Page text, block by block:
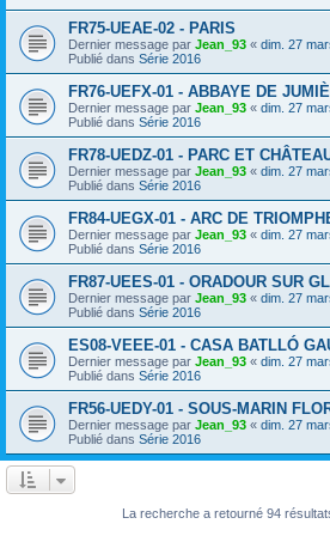
FR75-UEAE-02 - PARIS
Dernier message par Jean_93 « dim. 27
Publié dans Série 2016
FR76-UEFX-01 - ABBAYE DE
Dernier message par Jean_93 « dim. 27
Publié dans Série 2016
FR78-UEDZ-01 - PARC ET
Dernier message par Jean_93 « dim. 27
Publié dans Série 2016
FR84-UEGX-01 - ARC DE
Dernier message par Jean_93 « dim. 27
Publié dans Série 2016
FR87-UEES-01 - ORADOUR SUR
Dernier message par Jean_93 « dim. 27
Publié dans Série 2016
ES08-VEEE-01 - CASA BATLLÓ
Dernier message par Jean_93 « dim. 27
Publié dans Série 2016
FR56-UEDY-01 - SOUS-MARIN
Dernier message par Jean_93 « dim. 27
Publié dans Série 2016
La recherche a retourné 94